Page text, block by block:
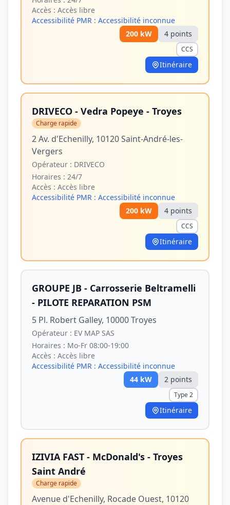
Accès : Accès libre
Accessibilité PMR : Accessibilité inconnue
200 kW 4 points
CCS
Itinéraire
DRIVECO - Vedra Popeye - Troyes
Charge rapide
2 Av. d'Echenilly, 10120 Saint-André-les-
Vergers
Opérateur : DRIVECO
Horaires : 24/7
Accès : Accès libre
Accessibilité PMR : Accessibilité inconnue
200 kW 4 points
CCS
Itinéraire
GROUPE JB - Carrosserie Beltramelli
- PILOTE REPARATION PSM
5 Pl. Robert Galley, 10000 Troyes
Opérateur : EV MAP SAS
Horaires : Mo-Fr 08:00-19:00
Accès : Accès libre
Accessibilité PMR : Accessibilité inconnue
44 kW 2 points
Type 2
Itinéraire
IZIVIA FAST - McDonald's - Troyes
Saint André
Charge rapide
Avenue d'Echenilly, Rocade Ouest, 10120